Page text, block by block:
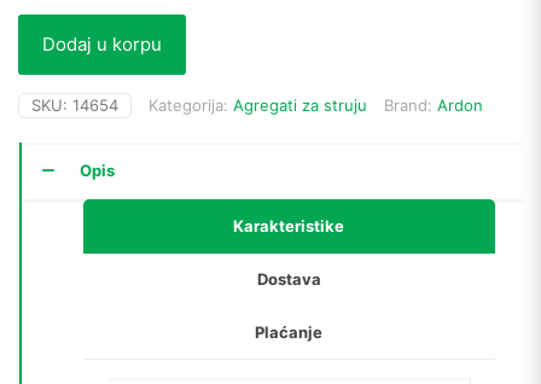
Dodaj u korpu
SKU: 14654 Kategorija: Agregati za struju Brand: Ardon
Opis
Karakteristike
Dostava
Plaćanje